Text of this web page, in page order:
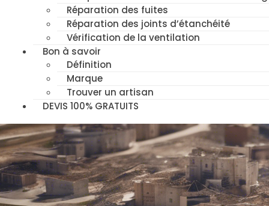
Réparation des fuites
Réparation des joints d’étanchéité
Vérification de la ventilation
Bon à savoir
Définition
Marque
Trouver un artisan
DEVIS 100% GRATUITS